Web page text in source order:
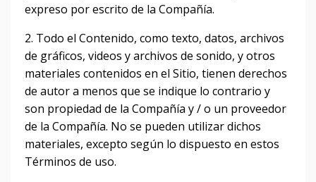
expreso por escrito de la Compañía.
2. Todo el Contenido, como texto, datos, archivos
de gráficos, videos y archivos de sonido, y otros
materiales contenidos en el Sitio, tienen derechos
de autor a menos que se indique lo contrario y
son propiedad de la Compañía y / o un proveedor
de la Compañía. No se pueden utilizar dichos
materiales, excepto según lo dispuesto en estos
Términos de uso.